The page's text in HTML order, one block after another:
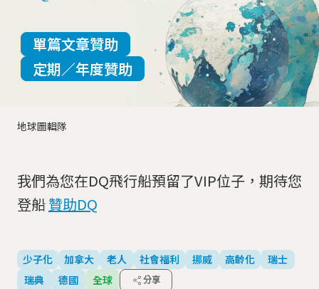
地球圖輯隊
單篇文章贊助
定期／年度贊助
我們為您在DQ飛行船預留了VIP位子，期待您
登船贊助DQ
少子化 加拿大 老人 社會福利 挪威 高齡化
瑞士
瑞典
德國 全球 分享